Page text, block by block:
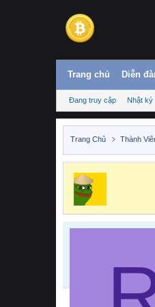
Trang chủ Diễn
Đang truy cập Nhật ký
Trang Chủ Thành